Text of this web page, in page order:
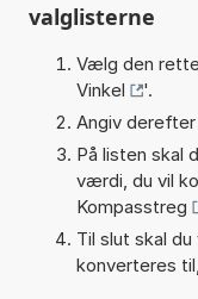
valglisterne
Vælg den
Vinkel
'.
Angiv
På listen skal
værdi, du vil
Kompasstreg
Til slut skal
konverteres